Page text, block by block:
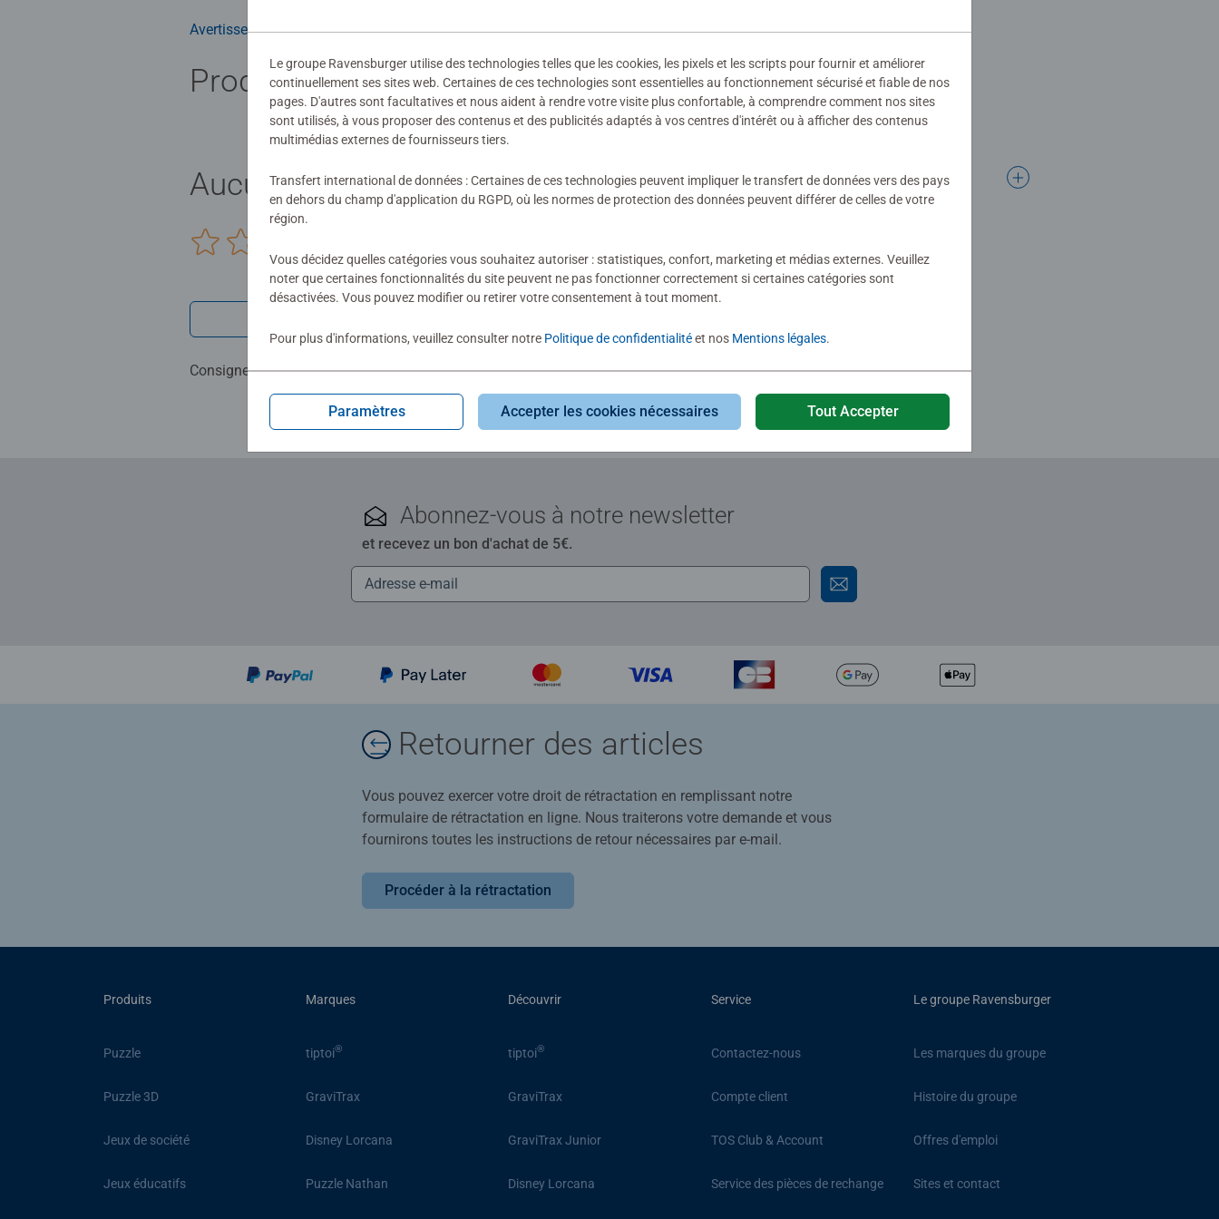
Avertissements et informations du fabricant
Produits similaires
Aucune évaluation n'a encore été soumise
Consignes d'évaluation
Abonnez-vous à notre newsletter
et recevez un bon d'achat de 5€.
Retourner des articles
Vous pouvez exercer votre droit de rétractation en remplissant notre
formulaire de rétractation en ligne. Nous traiterons votre demande et vous
fournirons toutes les instructions de retour nécessaires par e-mail.
Procéder à la rétractation
Produits
Puzzle
Puzzle 3D
Jeux de société
Jeux éducatifs
Marques
tiptoi®
GraviTrax
Disney Lorcana
Puzzle Nathan
Découvrir
tiptoi®
GraviTrax
GraviTrax Junior
Disney Lorcana
Service
Contactez-nous
Compte client
TOS Club & Account
Service des pièces de rechange
Le groupe Ravensburger
Les marques du groupe
Histoire du groupe
Offres d'emploi
Sites et contact
Le groupe Ravensburger utilise des technologies telles que les cookies, les pixels et les scripts pour fournir et améliorer
continuellement ses sites web. Certaines de ces technologies sont essentielles au fonctionnement sécurisé et fiable de nos
pages. D'autres sont facultatives et nous aident à rendre votre visite plus confortable, à comprendre comment nos sites
sont utilisés, à vous proposer des contenus et des publicités adaptés à vos centres d'intérêt ou à afficher des contenus
multimédias externes de fournisseurs tiers.
Transfert international de données : Certaines de ces technologies peuvent impliquer le transfert de données vers des pays
en dehors du champ d'application du RGPD, où les normes de protection des données peuvent différer de celles de votre
région.
Vous décidez quelles catégories vous souhaitez autoriser : statistiques, confort, marketing et médias externes. Veuillez
noter que certaines fonctionnalités du site peuvent ne pas fonctionner correctement si certaines catégories sont
désactivées. Vous pouvez modifier ou retirer votre consentement à tout moment.
Pour plus d'informations, veuillez consulter notre Politique de confidentialitéet nos Mentions légales.
Paramètres Accepter les cookies nécessaires Tout Accepter